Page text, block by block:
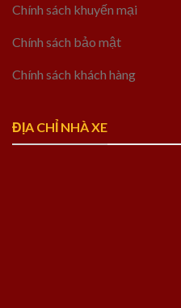
Chính sách khuyến mại
Chính sách bảo mật
Chính sách khách hàng
ĐỊA CHỈ NHÀ XE